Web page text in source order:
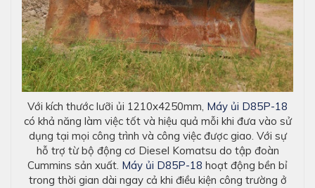
Với kích thước lưỡi ủi 1210x4250mm, Máy ủi D85P-18
có khả năng làm việc tốt và hiệu quả mỗi khi đưa vào sử
dụng tại mọi công trình và công việc được giao. Với sự
hỗ trợ từ bộ động cơ Diesel Komatsu do tập đoàn
Cummins sản xuất. Máy ủi D85P-18 hoạt động bền bỉ
trong thời gian dài ngay cả khi điều kiện công trường ở